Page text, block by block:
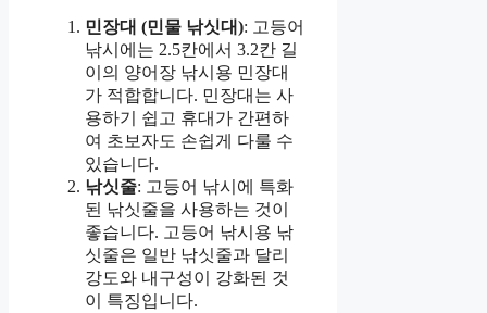
민장대 (민물 낚싯대): 고등어
낚시에는 2.5칸에서 3.2칸 길
이의 양어장 낚시용 민장대
가 적합합니다. 민장대는 사
용하기 쉽고 휴대가 간편하
여 초보자도 손쉽게 다룰 수
있습니다.
낚싯줄: 고등어 낚시에 특화
된 낚싯줄을 사용하는 것이
좋습니다. 고등어 낚시용 낚
싯줄은 일반 낚싯줄과 달리
강도와 내구성이 강화된 것
이 특징입니다.